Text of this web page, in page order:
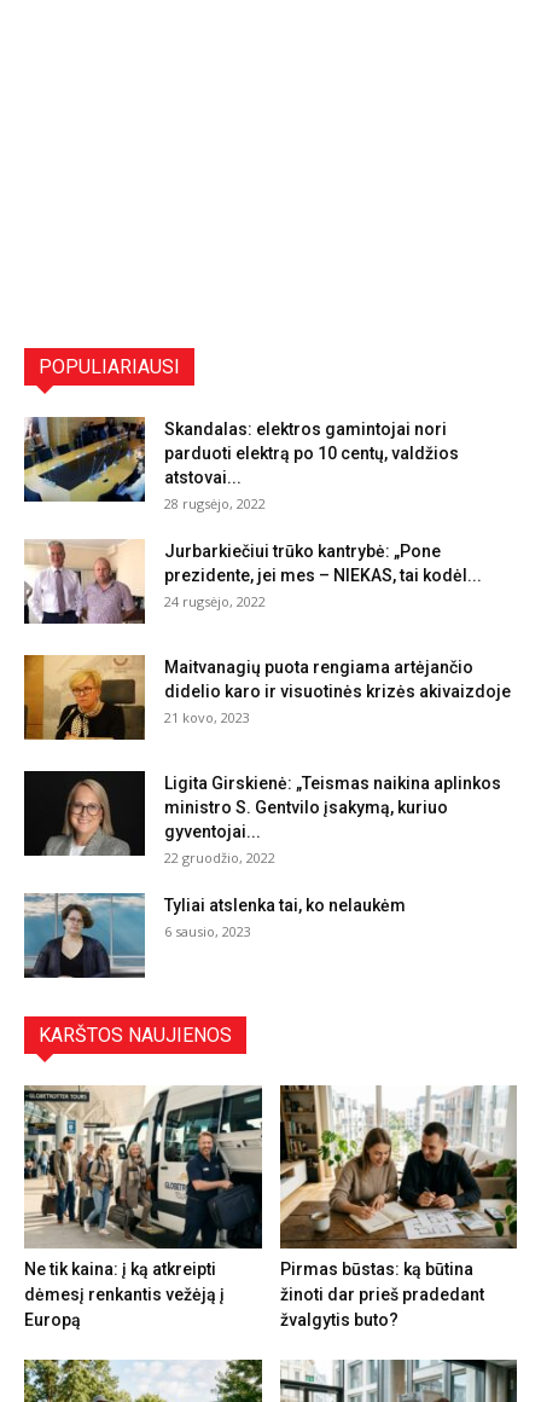
POPULIARIAUSI
Skandalas: elektros gamintojai nori
parduoti elektrą po 10 centų, valdžios
atstovai...
28 rugsėjo, 2022
Jurbarkiečiui trūko kantrybė: „Pone
prezidente, jei mes – NIEKAS, tai kodėl...
24 rugsėjo, 2022
Maitvanagių puota rengiama artėjančio
didelio karo ir visuotinės krizės akivaizdoje
21 kovo, 2023
Ligita Girskienė: „Teismas naikina aplinkos
ministro S. Gentvilo įsakymą, kuriuo
gyventojai...
22 gruodžio, 2022
Tyliai atslenka tai, ko nelaukėm
6 sausio, 2023
KARŠTOS NAUJIENOS
Ne tik kaina: į ką atkreipti
dėmesį renkantis vežėją į
Europą
Pirmas būstas: ką būtina
žinoti dar prieš pradedant
žvalgytis buto?